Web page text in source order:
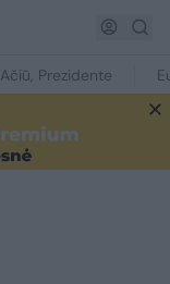
Ačiū, Prezidente